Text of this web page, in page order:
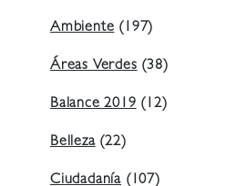
Ambiente(197)
Áreas Verdes(38)
Balance 2019(12)
Belleza(22)
Ciudadanía (107)